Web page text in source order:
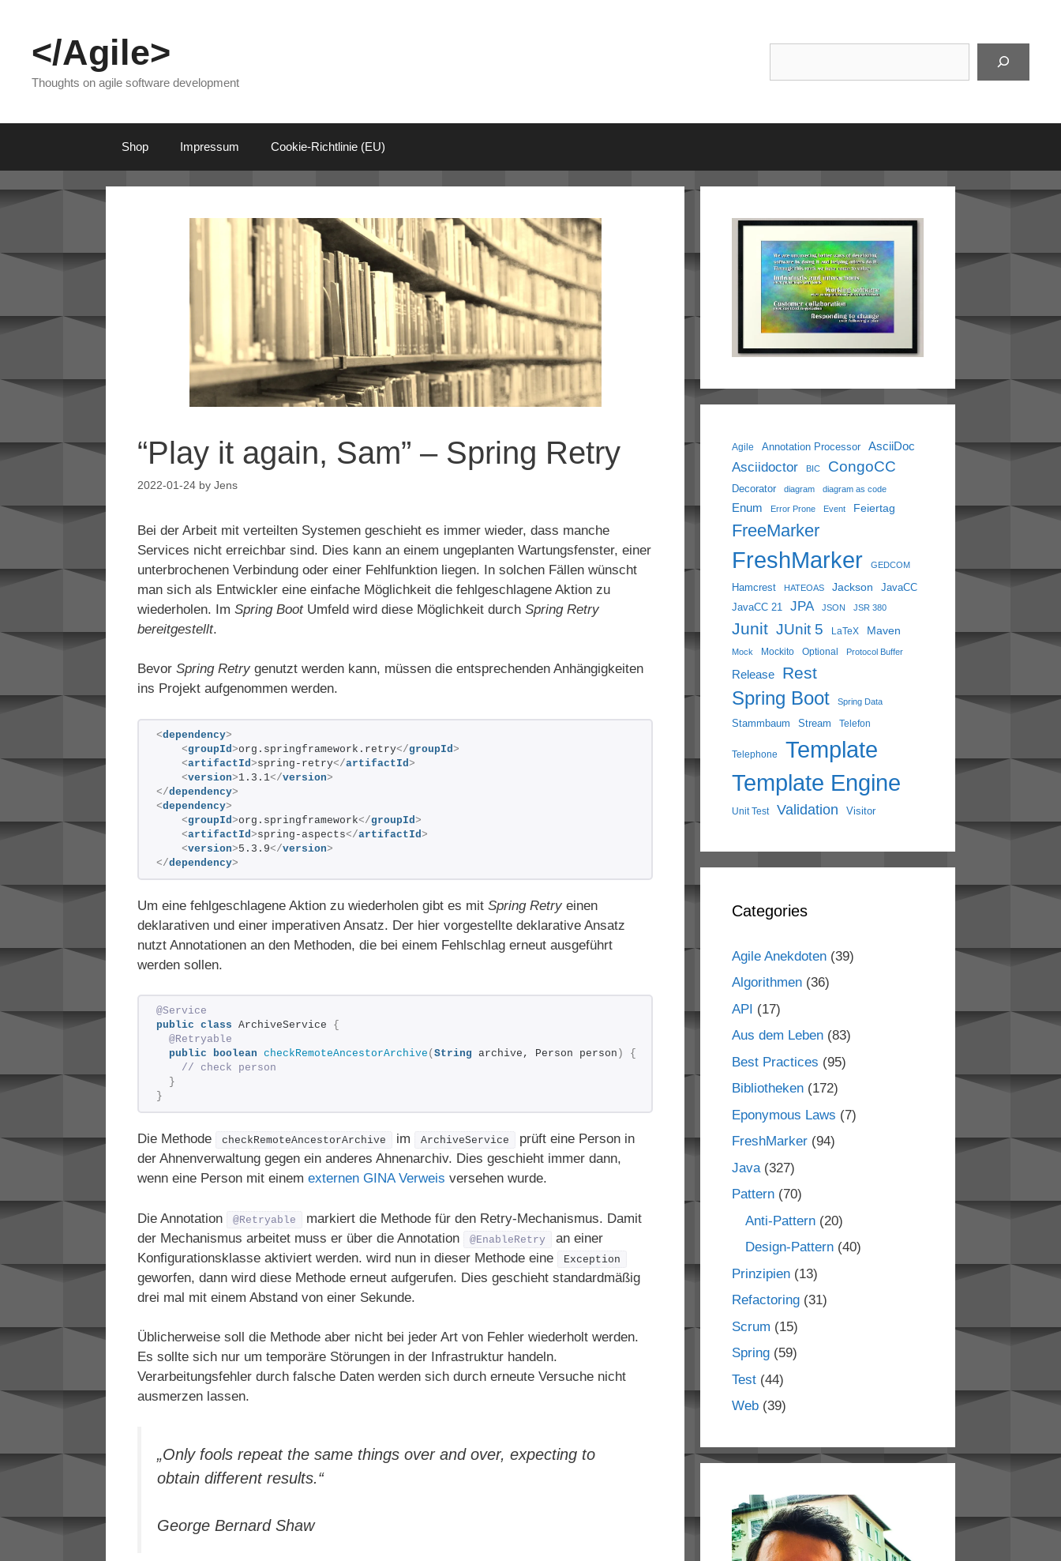
content</Agile>
Thoughts on agile software development
Shop Impressum Cookie-Richtlinie (EU)
“Play it again, Sam” – Spring Retry
2022-01-24 byJens
Bei der Arbeit mit verteilten Systemen geschieht es immer wieder, dass manche
Services nicht erreichbar sind. Dies kann an einem ungeplanten Wartungsfenster, einer
unterbrochenen Verbindung oder einer Fehlfunktion liegen. In solchen Fällen wünscht
man sich als Entwickler eine einfache Möglichkeit die fehlgeschlagene Aktion zu
wiederholen. Im Spring BootUmfeld wird diese Möglichkeit durchSpring Retry
bereitgestellt.
BevorSpring Retry genutzt werden kann, müssen die entsprechenden Anhängigkeiten
ins Projekt aufgenommen werden.
<dependency>
<groupId>org.springframework.retry</groupId>
<artifactId>spring-retry</artifactId>
<version>1.3.1</version>
</dependency>
<dependency>
<groupId>org.springframework</groupId>
<artifactId>spring-aspects</artifactId>
<version>5.3.9</version>
</dependency>
Um eine fehlgeschlagene Aktion zu wiederholen gibt es mitSpring Retryeinen
deklarativen und einer imperativen Ansatz. Der hier vorgestellte deklarative Ansatz
nutzt Annotationen an den Methoden, die bei einem Fehlschlag erneut ausgeführt
werden sollen.
@Service
public
class ArchiveService {
@Retryable
public
boolean checkRemoteAncestorArchive (String archive, Person person )
{
// check person
}
}
Die Methode checkRemoteAncestorArchive im ArchiveService
prüft eine Person in
der Ahnenverwaltung gegen ein anderes Ahnenarchiv. Dies geschieht immer dann,
wenn eine Person mit einemexternen GINA Verweis versehen wurde.
Die Annotation @Retryable
markiert die Methode für den Retry-Mechanismus. Damit
der Mechanismus arbeitet muss er über die Annotation
@EnableRetry
an einer
Konfigurationsklasse aktiviert werden. wird nun in dieser Methode eine
Exception
geworfen, dann wird diese Methode erneut aufgerufen. Dies geschieht standardmäßig
drei mal mit einem Abstand von einer Sekunde.
Üblicherweise soll die Methode aber nicht bei jeder Art von Fehler wiederholt werden.
Es sollte sich nur um temporäre Störungen in der Infrastruktur handeln.
Verarbeitungsfehler durch falsche Daten werden sich durch erneute Versuche nicht
ausmerzen lassen.
„Only fools repeat the same things over and over, expecting to
obtain different results.“
George Bernard Shaw
Agile Annotation Processor AsciiDoc
Asciidoctor BIC CongoCC
Decorator diagram diagram as code
Enum Error Prone Event Feiertag
FreeMarker
FreshMarker GEDCOM
Hamcrest HATEOAS Jackson
JavaCC
JavaCC 21
JPA JSON JSR 380
Junit JUnit 5 LaTeX Maven
Mock Mockito Optional Protocol Buffer
Release Rest
Spring Boot Spring Data
Stammbaum Stream Telefon
Telephone Template
Template Engine
Unit Test Validation Visitor
Categories
Agile Anekdoten (39)
Algorithmen (36)
API (17)
Aus dem Leben (83)
Best Practices (95)
Bibliotheken (172)
Eponymous Laws (7)
FreshMarker (94)
Java (327)
Pattern (70)
Anti-Pattern (20)
Design-Pattern (40)
Prinzipien (13)
Refactoring (31)
Scrum (15)
Spring (59)
Test (44)
Web (39)